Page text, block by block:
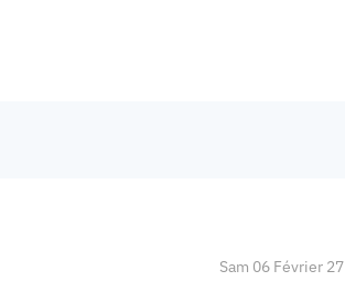
Sam 06 Février 27